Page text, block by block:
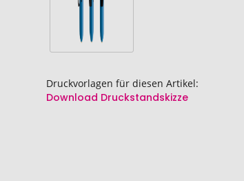
Druckvorlagen für diesen Artikel:
Download Druckstandskizze